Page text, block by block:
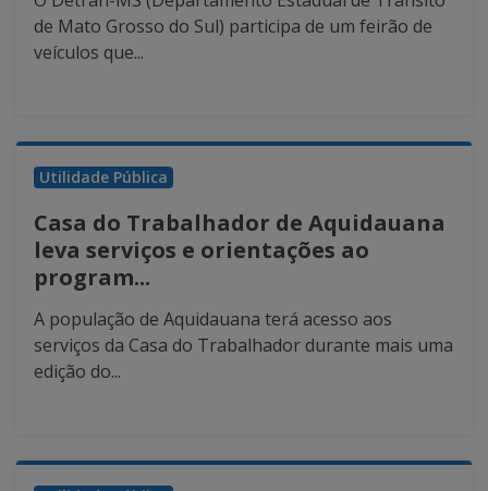
de Mato Grosso do Sul) participa de um feirão de
veículos que...
Utilidade Pública
Casa do Trabalhador de Aquidauana
leva serviços e orientações ao
program...
A população de Aquidauana terá acesso aos
serviços da Casa do Trabalhador durante mais uma
edição do...